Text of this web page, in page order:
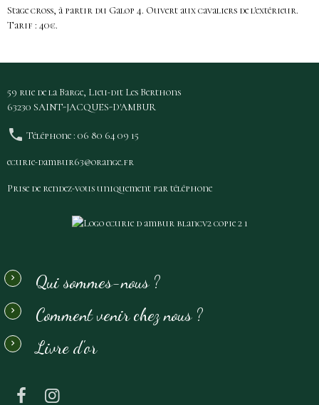
Stage cross, à partir du Galop 4. Ouvert aux cavaliers de l'extérieur.
Tarif : 40€.
59 rue de la Barge, Lieu-dit Les Berthons
63230 SAINT-JACQUES-D'AMBUR
Téléphone : 06 80 64 09 15
ecurie-dambur63@orange.fr
Prise de rendez-vous uniquement par téléphone
Qui sommes-nous ?
Comment venir chez nous ?
Livre d'or